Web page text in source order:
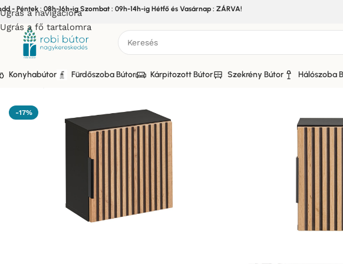
Ugrás a navigációra
Ugrás a fő tartalomra
- Péntek : 08h-16h-ig Szombat : 09h-14h-ig Hétfő és Vasárnap : ZÁRVA!
Konyhabútor Fürdőszoba Bútor Kárpitozott Bútor Szekrény Bútor Hálószoba
Kezdőlap XILO FÜRDŐSZOBA BÚTOR XILO
-17%